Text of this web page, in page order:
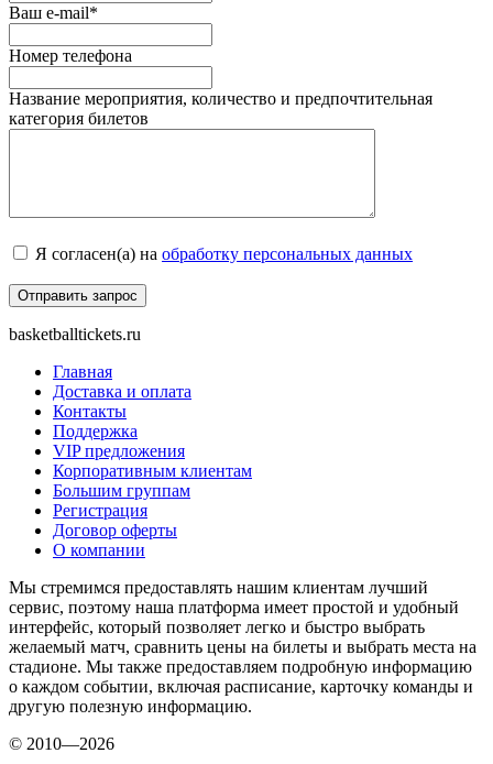
Ваш e-mail*
Номер телефона
Название мероприятия, количество и предпочтительная
категория билетов
Я согласен(а) на обработку персональных данных
basketballtickets.ru
Главная
Доставка и оплата
Контакты
Поддержка
VIP предложения
Корпоративным клиентам
Большим группам
Регистрация
Договор оферты
О компании
Мы стремимся предоставлять нашим клиентам лучший
сервис, поэтому наша платформа имеет простой и удобный
интерфейс, который позволяет легко и быстро выбрать
желаемый матч, сравнить цены на билеты и выбрать места на
стадионе. Мы также предоставляем подробную информацию
о каждом событии, включая расписание, карточку команды и
другую полезную информацию.
© 2010—2026